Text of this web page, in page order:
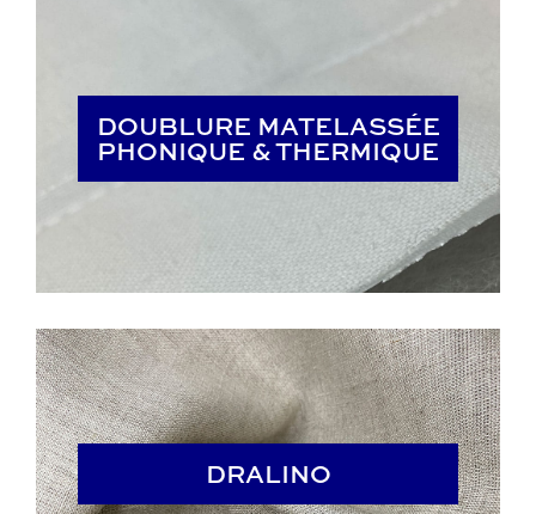
DOUBLURE MATELASSÉE
PHONIQUE & THERMIQUE
DOUBLURE MATELASSÉE
PHONIQUE & THERMIQUE
DRALINO
DRALINO